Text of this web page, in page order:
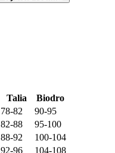
Talia
Biodro
78-82
90-95
82-88
95-100
88-92
100-104
92-96 104-108